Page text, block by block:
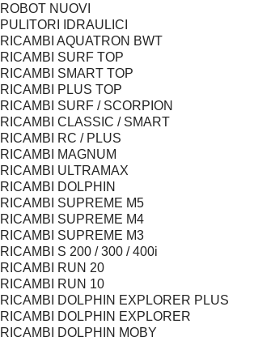
ROBOT NUOVI
PULITORI IDRAULICI
RICAMBI AQUATRON BWT
RICAMBI SURF TOP
RICAMBI SMART TOP
RICAMBI PLUS TOP
RICAMBI SURF / SCORPION
RICAMBI CLASSIC / SMART
RICAMBI RC / PLUS
RICAMBI MAGNUM
RICAMBI ULTRAMAX
RICAMBI DOLPHIN
RICAMBI SUPREME M5
RICAMBI SUPREME M4
RICAMBI SUPREME M3
RICAMBI S 200 / 300 / 400i
RICAMBI RUN 20
RICAMBI RUN 10
RICAMBI DOLPHIN EXPLORER PLUS
RICAMBI DOLPHIN EXPLORER
RICAMBI DOLPHIN MOBY